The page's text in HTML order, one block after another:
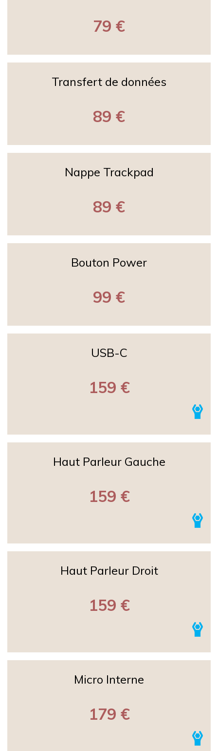
79 €
Transfert de données
89 €
Nappe Trackpad
89 €
Bouton Power
99 €
USB-C
159 €
Haut Parleur Gauche
159 €
Haut Parleur Droit
159 €
Micro Interne
179 €